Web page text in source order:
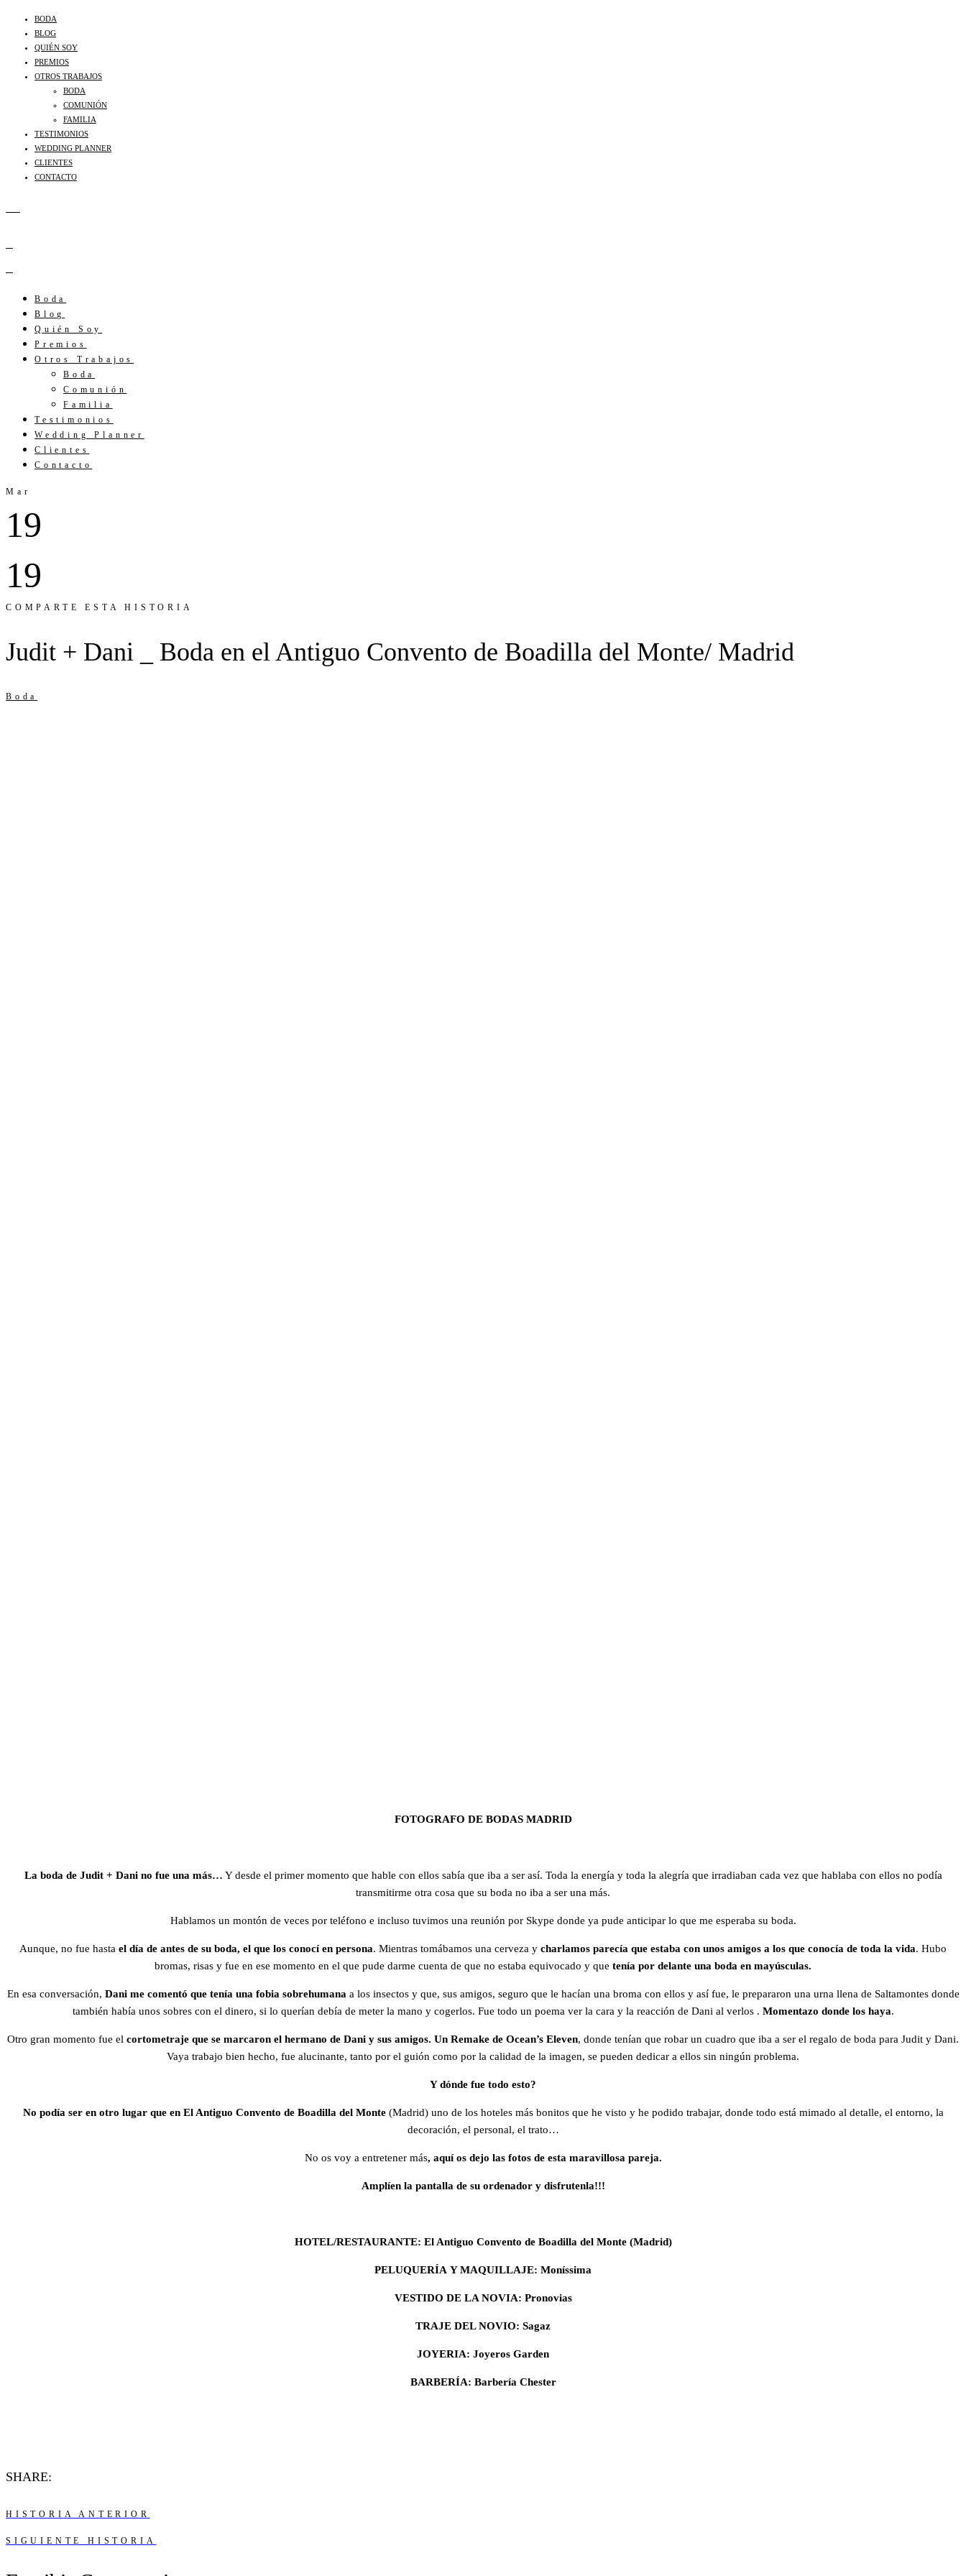
BODA
BLOG
QUIÉN SOY
PREMIOS
OTROS TRABAJOS
BODA
COMUNIÓN
FAMILIA
TESTIMONIOS
WEDDING PLANNER
CLIENTES
CONTACTO
Boda
Blog
Quién Soy
Premios
Otros Trabajos
Boda
Comunión
Familia
Testimonios
Wedding Planner
Clientes
Contacto
Mar
19
19
COMPARTE ESTA HISTORIA
Judit + Dani _ Boda en el Antiguo Convento de Boadilla del Monte/ Madrid
Boda
FOTOGRAFO DE BODAS MADRID
La boda de Judit + Dani no fue una más… Y desde el primer momento que hable con ellos sabía que iba a ser así. Toda la energía y toda la alegría que irradiaban cada vez que hablaba con ellos no podía
transmitirme otra cosa que su boda no iba a ser una más.
Hablamos un montón de veces por teléfono e incluso tuvimos una reunión por Skype donde ya pude anticipar lo que me esperaba su boda.
Aunque, no fue hasta el día de antes de su boda, el que los conocí en persona. Mientras tomábamos una cerveza y charlamos parecía que estaba con unos amigos a los que conocía de toda la vida. Hubo
bromas, risas y fue en ese momento en el que pude darme cuenta de que no estaba equivocado y que tenía por delante una boda en mayúsculas.
En esa conversación, Dani me comentó que tenía una fobia sobrehumana a los insectos y que, sus amigos, seguro que le hacían una broma con ellos y así fue, le prepararon una urna llena de Saltamontes donde
también había unos sobres con el dinero, si lo querían debía de meter la mano y cogerlos. Fue todo un poema ver la cara y la reacción de Dani al verlos . Momentazo donde los haya.
Otro gran momento fue el cortometraje que se marcaron el hermano de Dani y sus amigos. Un Remake de Ocean’s Eleven, donde tenían que robar un cuadro que iba a ser el regalo de boda para Judit y Dani.
Vaya trabajo bien hecho, fue alucinante, tanto por el guión como por la calidad de la imagen, se pueden dedicar a ellos sin ningún problema.
Y dónde fue todo esto?
No podía ser en otro lugar que en El Antiguo Convento de Boadilla del Monte(Madrid) uno de los hoteles más bonitos que he visto y he podido trabajar, donde todo está mimado al detalle, el entorno, la
decoración, el personal, el trato…
No os voy a entretener más, aquí os dejo las fotos de esta maravillosa pareja.
Amplíen la pantalla de su ordenador y disfrutenla!!!
HOTEL/RESTAURANTE: El Antiguo Convento de Boadilla del Monte (Madrid)
PELUQUERÍA Y MAQUILLAJE: Moníssima
VESTIDO DE LA NOVIA: Pronovias
TRAJE DEL NOVIO: Sagaz
JOYERIA: Joyeros Garden
BARBERÍA: Barbería Chester
SHARE:
HISTORIA ANTERIOR
SIGUIENTE HISTORIA